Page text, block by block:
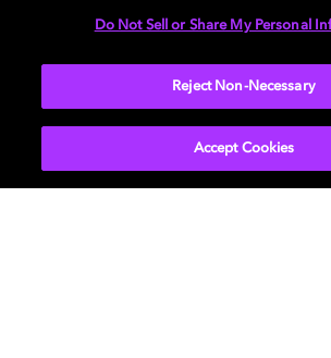
de las últimas novedades y
con Dolby Atmos y elige lo que mejor
Do Not Sell or Share My Personal
Reject Non-Necessary
Accept Cookies